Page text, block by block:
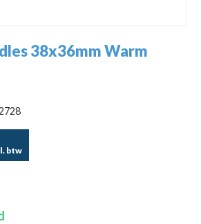
38x36mm Warm
btw